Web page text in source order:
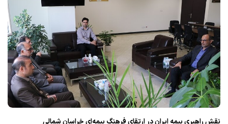
نقش راهبری بیمه ایران در ارتقای فرهنگ بیمه‌ای خراسان شمالی